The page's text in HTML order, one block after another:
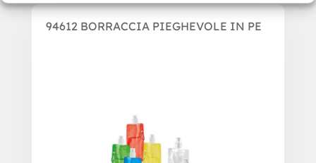
94612 BORRACCIA PIEGHEVOLE IN PE